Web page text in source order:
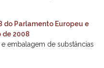
do Parlamento Europeu e
de 2008
embalagem de substâncias